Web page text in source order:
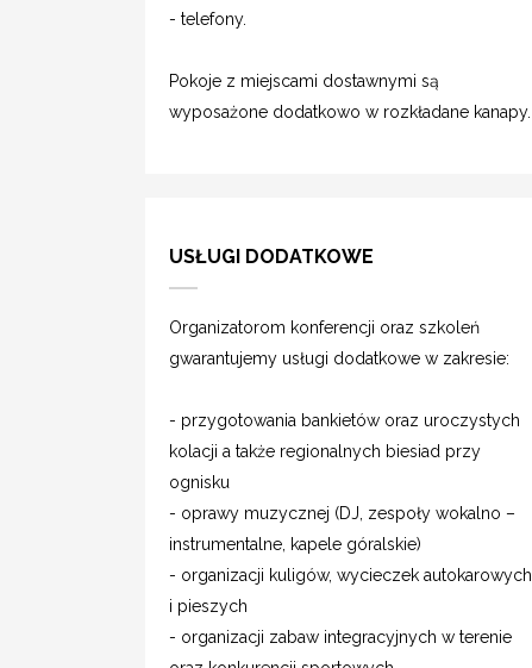
- telefony.
Pokoje z miejscami dostawnymi są
wyposażone dodatkowo w rozkładane kanapy.
USŁUGI DODATKOWE
Organizatorom konferencji oraz szkoleń
gwarantujemy usługi dodatkowe w zakresie:
- przygotowania bankietów oraz uroczystych
kolacji a także regionalnych biesiad przy
ognisku
- oprawy muzycznej (DJ, zespoły wokalno –
instrumentalne, kapele góralskie)
- organizacji kuligów, wycieczek autokarowych
i pieszych
- organizacji zabaw integracyjnych w terenie